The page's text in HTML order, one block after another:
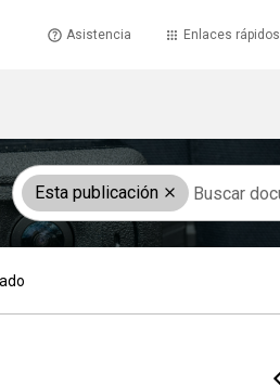
Asistencia Enlaces rápidos
Esta publicación